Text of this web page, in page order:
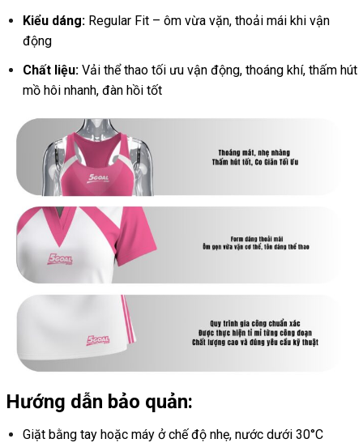
Kiểu dáng:Regular Fit – ôm vừa vặn, thoải mái khi vận
động
Chất liệu:Vải thể thao tối ưu vận động, thoáng khí, thấm hút
mồ hôi nhanh, đàn hồi tốt
Hướng dẫn bảo quản:
Giặt bằng tay hoặc máy ở chế độ nhẹ, nước dưới 30°C